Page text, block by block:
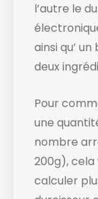
l’autre le
ainsi qu’
deux
Pour
une
nombre
200g), cela
calculer